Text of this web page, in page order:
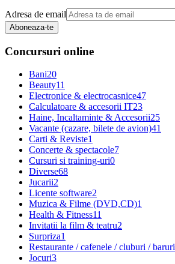
Adresa de email
Aboneaza-te
Concursuri online
Bani20
Beauty11
Electronice & electrocasnice47
Calculatoare & accesorii IT23
Haine, Incaltaminte & Accesorii25
Vacante (cazare, bilete de avion)41
Carti & Reviste1
Concerte & spectacole7
Cursuri si training-uri0
Diverse68
Jucarii2
Licente software2
Muzica & Filme (DVD,CD)1
Health & Fitness11
Invitatii la film & teatru2
Surpriza1
Restaurante / cafenele / cluburi / baruri
Jocuri3